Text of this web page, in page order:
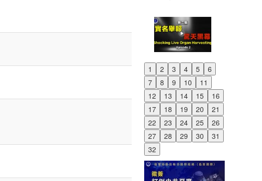
1 2 3 4 5
6
7
8 9 10
11
12
13 14 15
16
17
18 19 20
21
22
23 24 25
26
27
28 29 30
31
32
Previous
Next